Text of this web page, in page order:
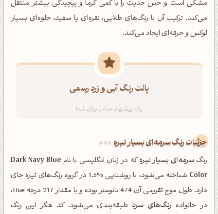
مشکی است و حس جدیت را با کمی گرما و پیچیدگی بیشتر منتقل
می‌کند. ترکیب آن با رنگ‌های طلایی، نقره‌ای یا سفید، جلوه‌ای بسیار
لوکس و حرفه‌ای ایجاد می‌کند.
پالت رنگ آبی و زرد رسمی
جزئیات رنگ سرمه‌ای بسیار تیره
رنگسرمه‌ای بسیار تیرهکه در زبان انگلیسی با نام Dark Navy Blue
Color
شناخته می‌شود، با روشنایی %1.5 در گروه رنگ‌های تیره جای
دارد. طول موج تقریبی آن 474 نانومتر بوده و با مقدار 217 درجه Hue،
در خانواده رنگ‌های سرد طبقه‌بندی می‌شود. کد هگز این رنگ